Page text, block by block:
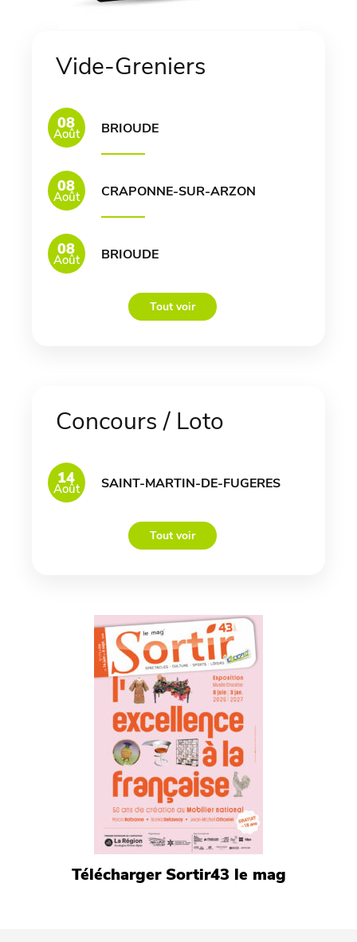
Vide-Greniers
08
Août BRIOUDE
08
Août CRAPONNE-SUR-ARZON
08
Août BRIOUDE
Tout voir
Concours / Loto
14
Août SAINT-MARTIN-DE-FUGERES
Tout voir
Télécharger Sortir43 le mag